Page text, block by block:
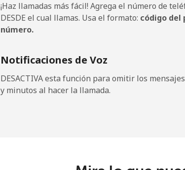
Malaysia
Celular
Maldives
¡Haz llamadas más fácil! Agrega el número de
DESDE el cual llamas. Usa el formato: código del
número.
Notificaciones de Voz
DESACTIVA esta función para omitir los
y minutos al hacer la llamada.